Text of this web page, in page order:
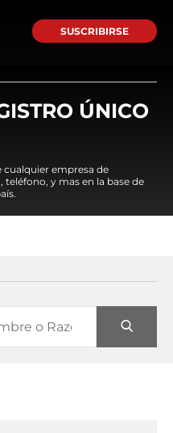
SUSCRIBIRSE
ÚNICO
cualquier empresa de
y mas en la base de